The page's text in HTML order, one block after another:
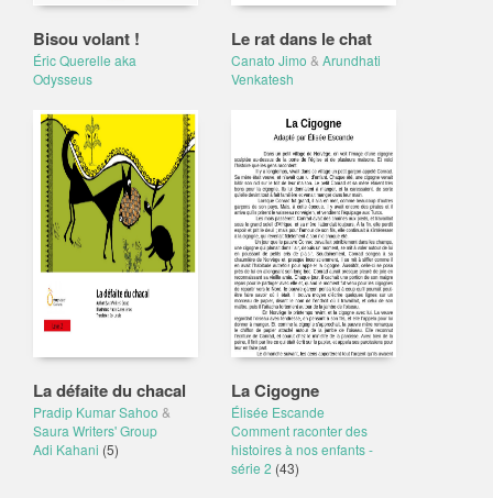
Bisou volant !
Éric Querelle aka
Odysseus
Le rat dans le chat
Canato Jimo & Arundhati
Venkatesh
La défaite du chacal
Pradip Kumar Sahoo &
Saura Writers' Group
Adi Kahani (5)
La Cigogne
Élisée Escande
Comment raconter des
histoires à nos enfants -
série 2 (43)